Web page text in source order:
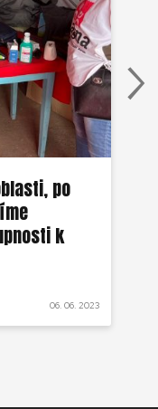
po
k
06. 06. 2023